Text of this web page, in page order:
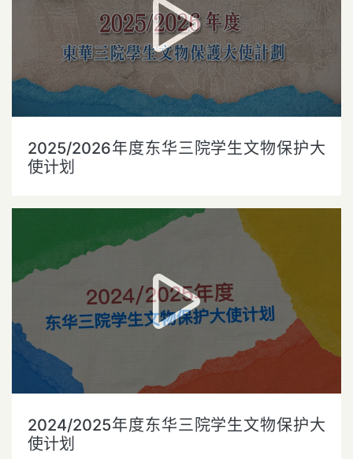
2025/2026年度东华三院学生文物保护大
使计划
2024/2025年度东华三院学生文物保护大
使计划